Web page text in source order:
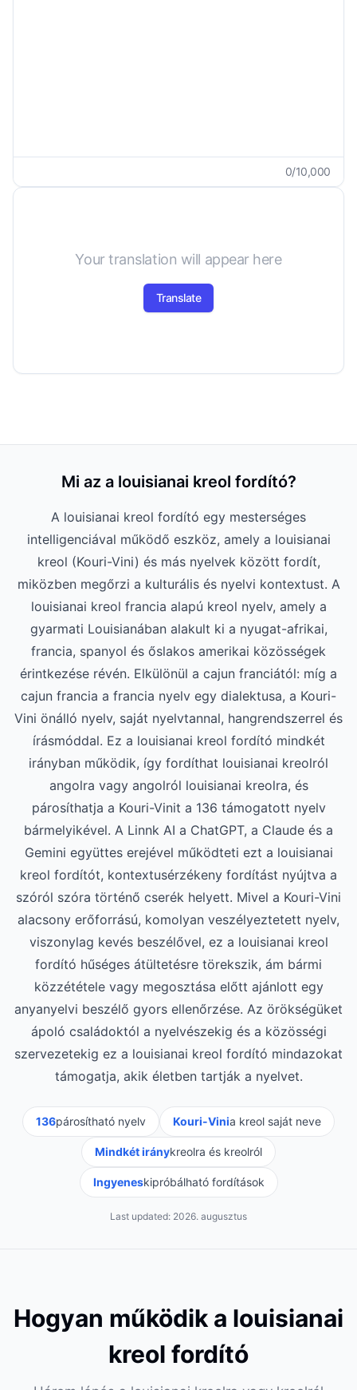
0/10,000
Your translation will appear here
Translate
Mi az a louisianai kreol fordító?
A louisianai kreol fordító egy mesterséges
intelligenciával működő eszköz, amely a louisianai
kreol (Kouri-Vini) és más nyelvek között fordít,
miközben megőrzi a kulturális és nyelvi kontextust. A
louisianai kreol francia alapú kreol nyelv, amely a
gyarmati Louisianában alakult ki a nyugat-afrikai,
francia, spanyol és őslakos amerikai közösségek
érintkezése révén. Elkülönül a cajun franciától: míg a
cajun francia a francia nyelv egy dialektusa, a Kouri-
Vini önálló nyelv, saját nyelvtannal, hangrendszerrel és
írásmóddal. Ez a louisianai kreol fordító mindkét
irányban működik, így fordíthat louisianai kreolról
angolra vagy angolról louisianai kreolra, és
párosíthatja a Kouri-Vinit a 136 támogatott nyelv
bármelyikével. A Linnk AI a ChatGPT, a Claude és a
Gemini együttes erejével működteti ezt a louisianai
kreol fordítót, kontextusérzékeny fordítást nyújtva a
szóról szóra történő cserék helyett. Mivel a Kouri-Vini
alacsony erőforrású, komolyan veszélyeztetett nyelv,
viszonylag kevés beszélővel, ez a louisianai kreol
fordító hűséges átültetésre törekszik, ám bármi
közzététele vagy megosztása előtt ajánlott egy
anyanyelvi beszélő gyors ellenőrzése. Az örökségüket
ápoló családoktól a nyelvészekig és a közösségi
szervezetekig ez a louisianai kreol fordító mindazokat
támogatja, akik életben tartják a nyelvet.
136párosítható nyelv Kouri-Vinia kreol saját neve
Mindkét iránykreolra és kreolról
Ingyeneskipróbálható fordítások
Last updated: 2026. augusztus
Hogyan működik a louisianai
kreol fordító